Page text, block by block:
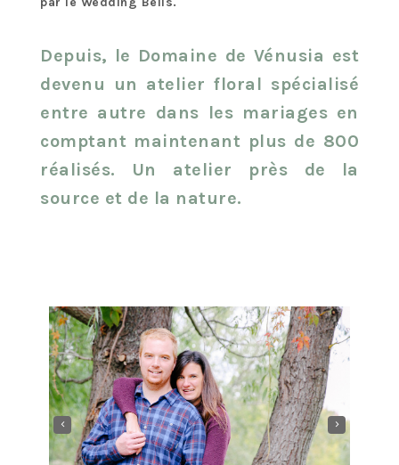
Depuis, le Domaine de Vénusia est
devenu un atelier floral spécialisé
entre autre dans les mariages en
comptant maintenant plus de 800
réalisés. Un atelier près de la
source et de la nature.
‹ ›